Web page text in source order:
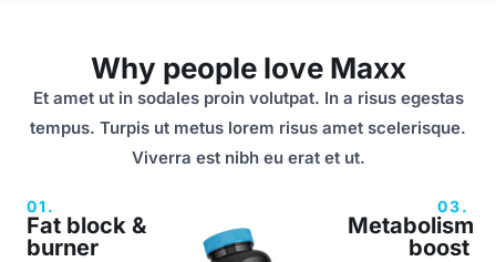
Why people love Maxx
Et amet ut in sodales proin volutpat. In a risus egestas
tempus. Turpis ut metus lorem risus amet scelerisque.
Viverra est nibh eu erat et ut.
01.
Fat block &
burner
03.
Metabolism
boost